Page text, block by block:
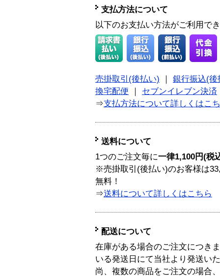
支払方法について
以下のお支払い方法がご利用で
売掛取引(後払い)
銀行振込(後
換宅配便
セブンイレブン決済
⇒支払方法について詳しくはこ
送料について
1つのご注文毎に一律1,100円(税
※売掛取引(後払い)のお客様は
無料！
⇒送料について詳しくはこちら
配送について
在庫がある場合のご注文につき
いる発送日にて当社より発送い
尚、複数の商品をご注文の場合